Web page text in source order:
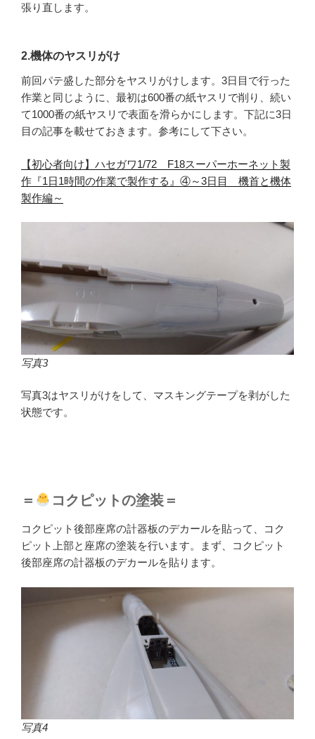
張り直します。
2.機体のヤスリがけ
前回パテ盛した部分をヤスリがけします。3日目で行った
作業と同じように、最初は600番の紙ヤスリで削り、続い
て1000番の紙ヤスリで表面を滑らかにします。下記に3日
目の記事を載せておきます。参考にして下さい。
【初心者向け】ハセガワ1/72 F18スーパーホーネット製
作『1日1時間の作業で製作する』④～3日目 機首と機体
製作編～
写真3
写真3はヤスリがけをして、マスキングテープを剥がした
状態です。
＝ コクピットの塗装＝
コクピット後部座席の計器板のデカールを貼って、コク
ピット上部と座席の塗装を行います。まず、コクピット
後部座席の計器板のデカールを貼ります。
写真4